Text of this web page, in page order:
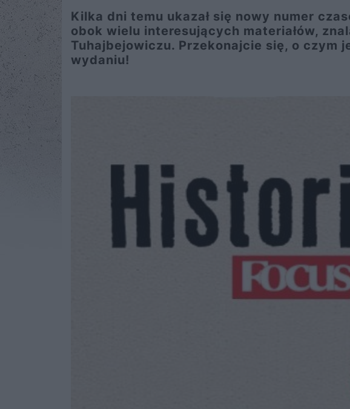
Kilka dni temu ukazał się nowy numer
obok wielu interesujących materiałów,
Tuhajbejowiczu. Przekonajcie się, o czym
wydaniu!